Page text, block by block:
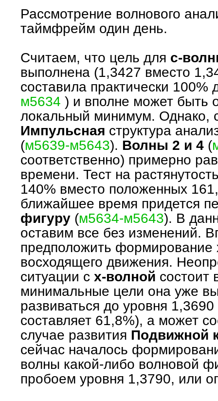
Рассмотрение волнового
таймфрейм один день.
Считаем, что цель для с-
выполнена (1,3427 вместо
составила практически
м5634 ) и вполне может быть
локальный минимум. Однако,
Импульсная структура
(м5639-м5643). Волны 2 и 4 (
соответственно) примерно
времени. Тест на
140% вместо положенных
ближайшее время придется
фигуру (м5634-м5643). В
оставим все без изменений.
предположить формирование
восходящего движения.
ситуации с х-волной состоит
минимальные цели она уже
развиваться до уровня
составляет 61,8%), а может
случае развития Подвижной
сейчас началось
волны какой-либо волновой
пробоем уровня 1,3790, или